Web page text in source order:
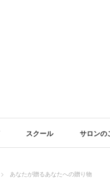
スクール サロンの
あなたが贈るあなたへの贈り物